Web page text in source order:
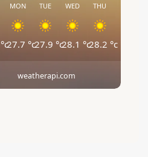
°c
MON
27.7 °c
TUE
27.9 °c
WED
28.1 °c
THU
28.2 °c
weatherapi.com